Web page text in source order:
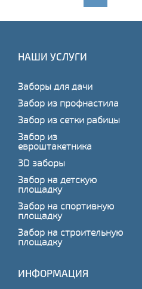
НАШИ УСЛУГИ
Заборы для дачи
Забор из профнастила
Забор из сетки рабицы
Забор из
евроштакетника
3D заборы
Забор на детскую
площадку
Забор на спортивную
площадку
Забор на строительную
площадку
ИНФОРМАЦИЯ